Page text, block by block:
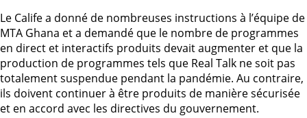
Le Calife a donné de nombreuses instructions à l’équipe de
MTA Ghana et a demandé que le nombre de programmes
en direct et interactifs produits devait augmenter et que la
production de programmes tels que Real Talk ne soit pas
totalement suspendue pendant la pandémie. Au contraire,
ils doivent continuer à être produits de manière sécurisée
et en accord avec les directives du gouvernement.